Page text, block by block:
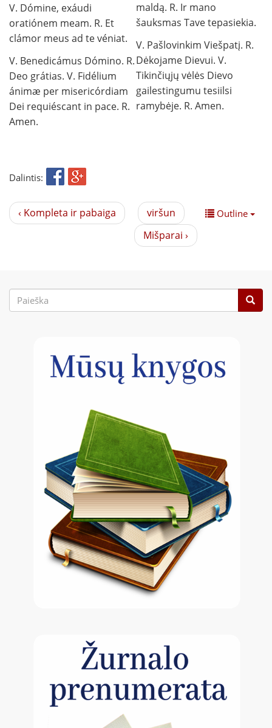
V. Dómine, exáudi
oratiónem meam. R. Et
clámor meus ad te véniat.
V. Benedicámus Dómino. R.
Deo grátias. V. Fidélium
ánimæ per misericórdiam
Dei requiéscant in pace. R.
Amen.
maldą. R. Ir mano
šauksmas Tave tepasiekia.
V. Pašlovinkim Viešpatį. R.
Dėkojame Dievui. V.
Tikinčiųjų vėlės Dievo
gailestingumu tesiilsi
ramybėje. R. Amen.
Dalintis:
Outline
‹ Kompleta ir pabaiga
viršun
Mišparai ›
Paieškos